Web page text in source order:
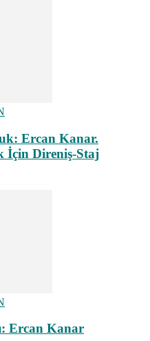
Ercan Kanar.
İçin Direniş-Staj
Ercan Kanar